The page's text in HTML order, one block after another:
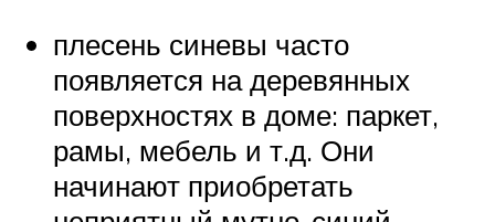
плесень синевы часто
появляется на деревянных
поверхностях в доме: паркет,
рамы, мебель и т.д. Они
начинают приобретать